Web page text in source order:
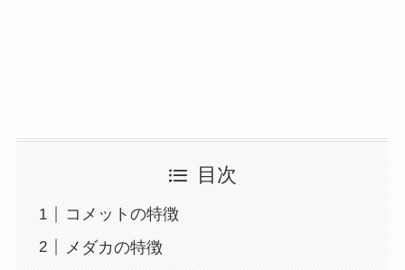
目次
コメットの特徴
メダカの特徴